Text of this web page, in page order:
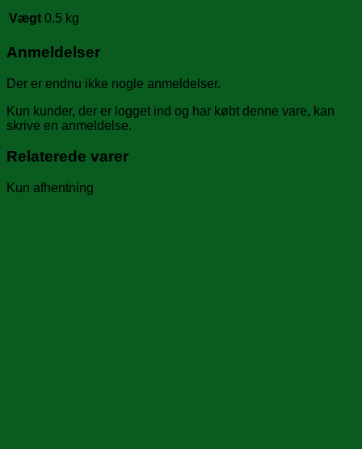
Vægt 0.5 kg
Anmeldelser
Der er endnu ikke nogle anmeldelser.
Kun kunder, der er logget ind og har købt denne vare, kan
skrive en anmeldelse.
Relaterede varer
Kun afhentning